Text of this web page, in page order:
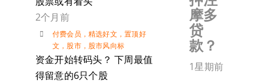
2个月前
付费会员 ， 精选好文 ，置顶好
文 ， 股市， 股市风向标
资金开始转码头？ 下周最值
得留意的6只个股
摩多
贷
款？
1星期前